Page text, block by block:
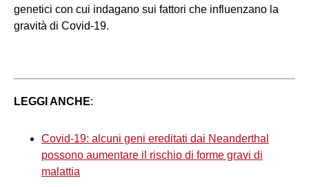
genetici con cui indagano sui fattori che influenzano la
gravità di Covid-19.
LEGGI ANCHE:
Covid-19: alcuni geni ereditati dai Neanderthal
possono aumentare il rischio di forme gravi di
malattia